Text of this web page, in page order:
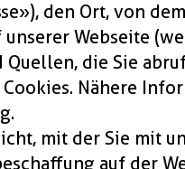
den Ort, von
Webseite
die Sie
Nähere
mit der Sie mit
auf der